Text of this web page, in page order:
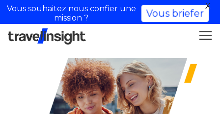
Vous souhaitez nous confier une
mission ?
Vous briefer
X